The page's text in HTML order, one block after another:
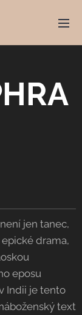
není jen tanec,
drama,
eposu
Indii je tento
text